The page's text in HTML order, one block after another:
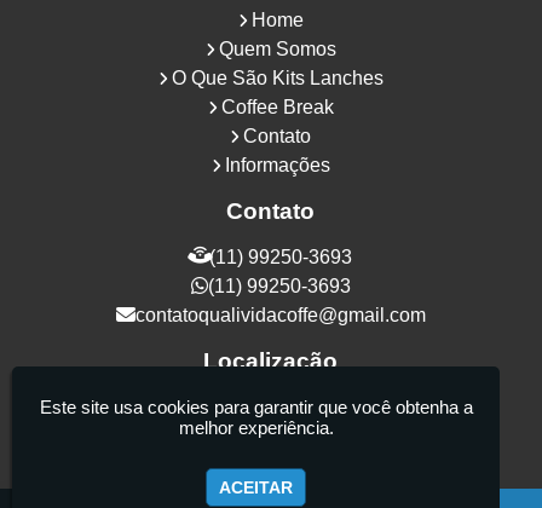
Home
Quem Somos
O Que São Kits Lanches
Coffee Break
Contato
Informações
Contato
(11) 99250-3693
(11) 99250-3693
contatoqualividacoffe@gmail.com
Localização
Rua Samurais, 27 - Vila Maria Alta - São
Paulo / SP - CEP: 02130-080
Este site usa cookies para garantir que você obtenha a
melhor experiência.
ACEITAR